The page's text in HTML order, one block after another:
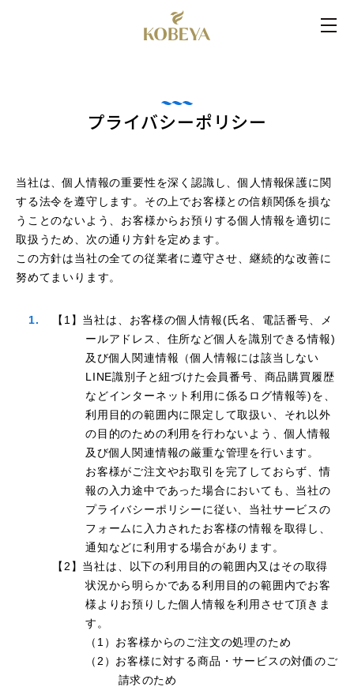
プライバシーポリシー
当社は、個人情報の重要性を深く認識し、個人情報保護に関
する法令を遵守します。その上でお客様との信頼関係を損な
うことのないよう、お客様からお預りする個人情報を適切に
取扱うため、次の通り方針を定めます。
この方針は当社の全ての従業者に遵守させ、継続的な改善に
努めてまいります。
【1】当社は、お客様の個人情報(氏名、電話番号、メ
ールアドレス、住所など個人を識別できる情報)
及び個人関連情報（個人情報には該当しない
LINE識別子と紐づけた会員番号、商品購買履歴
などインターネット利用に係るログ情報等)を、
利用目的の範囲内に限定して取扱い、それ以外
の目的のための利用を行わないよう、個人情報
及び個人関連情報の厳重な管理を行います。
お客様がご注文やお取引を完了しておらず、情
報の入力途中であった場合においても、当社の
プライバシーポリシーに従い、当社サービスの
フォームに入力されたお客様の情報を取得し、
通知などに利用する場合があります。
【2】当社は、以下の利用目的の範囲内又はその取得
状況から明らかである利用目的の範囲内でお客
様よりお預りした個人情報を利用させて頂きま
す。
（1）お客様からのご注文の処理のため
（2）お客様に対する商品・サービスの対価のご
請求のため